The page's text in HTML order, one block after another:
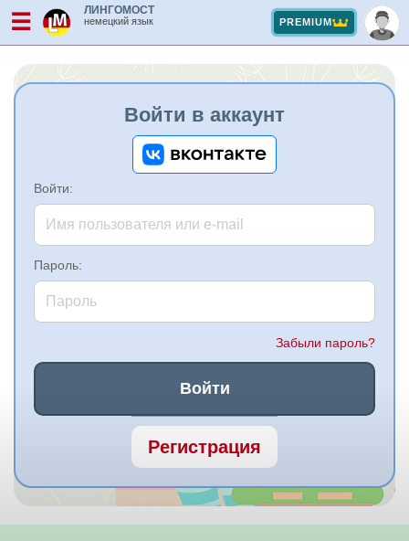
☰ ЛИНГОМОСТ
немецкий язык PREMIUM
Войти в аккаунт
Войти:
Пароль:
Забыли пароль?
Войти
Регистрация